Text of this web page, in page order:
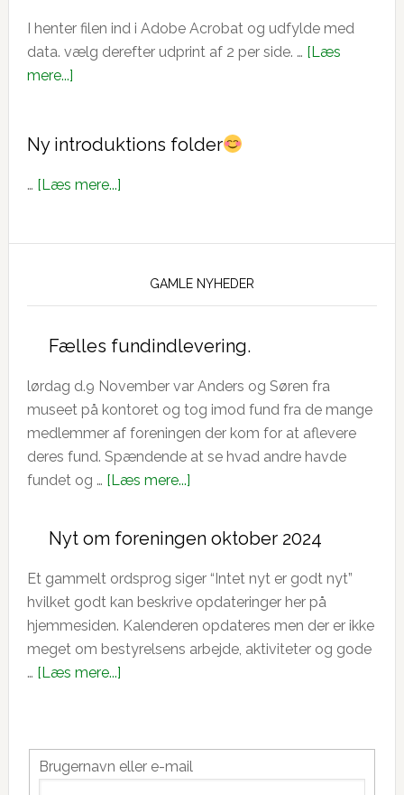
I henter filen ind i Adobe Acrobat og udfylde med
data. vælg derefter udprint af 2 per side. … [Læs
mere...]om
lavet
PDF
vores
du
skrive
dine
kontakt
oplysninger
og
lægge
forrude.
Ny introduktions folder
… [Læs mere...]om
GAMLE NYHEDER
Fælles fundindlevering.
lørdag d.9 November var Anders og Søren fra
museet på kontoret og tog imod fund fra de mange
medlemmer af foreningen der kom for at aflevere
deres fund. Spændende at se hvad andre havde
fundet og … [Læs mere...]om
Nyt om foreningen oktober 2024
Et gammelt ordsprog siger “Intet nyt er godt nyt”
hvilket godt kan beskrive opdateringer her på
hjemmesiden. Kalenderen opdateres men der er ikke
meget om bestyrelsens arbejde, aktiviteter og gode
… [Læs mere...]om
oktober
Primær
Sidebar
Brugernavn eller e-mail